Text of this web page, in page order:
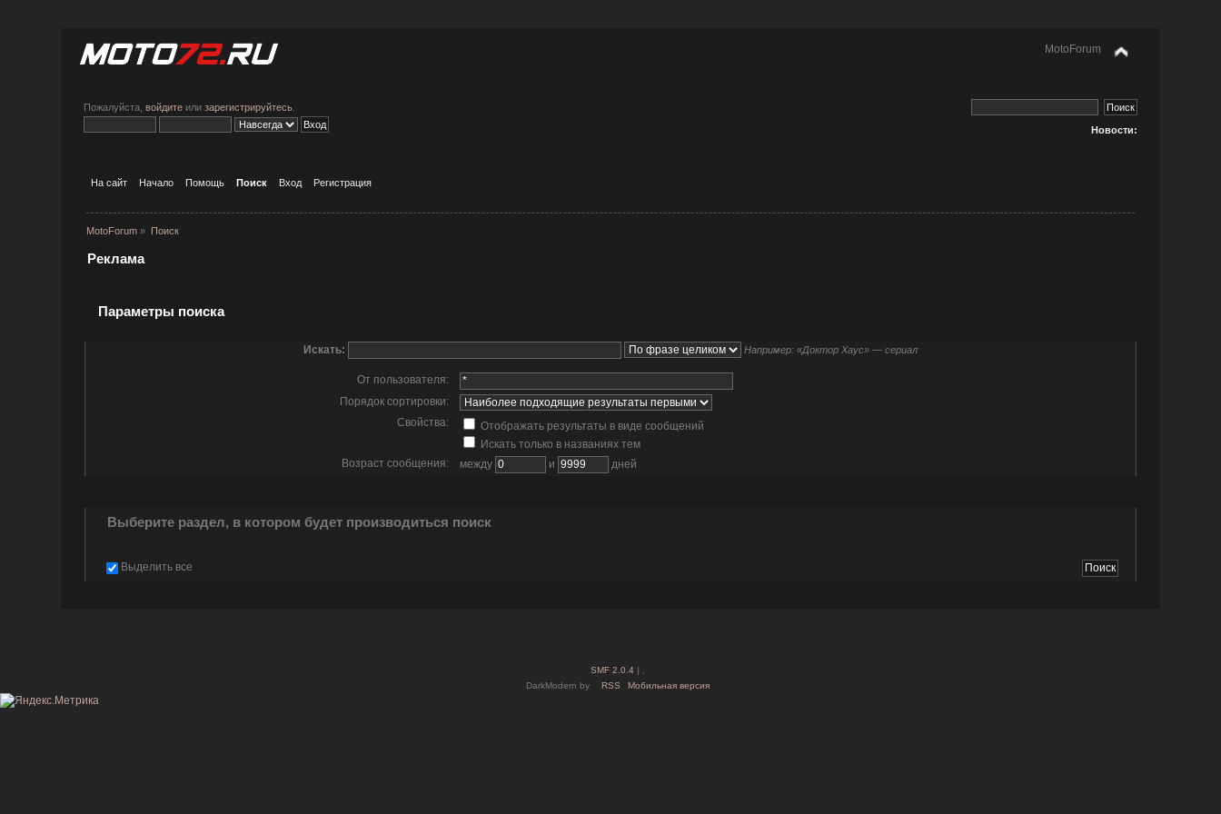
MotoForum
Пожалуйста,войдите илизарегистрируйтесь
Новости:
На сайт Начало Помощь Поиск Вход Регистрация
MotoForum» Поиск
Реклама
Параметры поиска
Искать: Например: «Доктор Хаус» — сериал
От пользователя:
Порядок сортировки:
Свойства:
Отображать результаты в виде сообщений
Искать только в названиях тем
Возраст сообщения:
между и дней
Выберите раздел, в котором будет производиться поиск
Выделить все
SMF 2.0.4| ,
DarkModern by
RSS Мобильная версия